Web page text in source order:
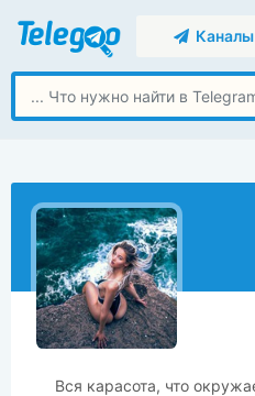
Каналы
Вся карасота, что